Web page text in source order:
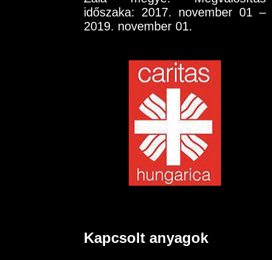
időszaka: 2017. november 01 –
2019. november 01.
Kapcsolt anyagok